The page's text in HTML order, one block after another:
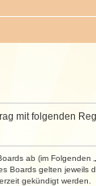
mit folgenden
ab (im
gelten jeweils
gekündigt werden.